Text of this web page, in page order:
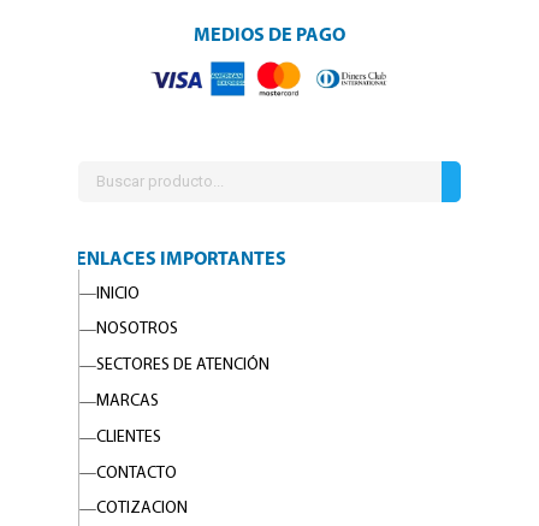
MEDIOS DE PAGO
ENLACES IMPORTANTES
INICIO
NOSOTROS
SECTORES DE ATENCIÓN
MARCAS
CLIENTES
CONTACTO
COTIZACION